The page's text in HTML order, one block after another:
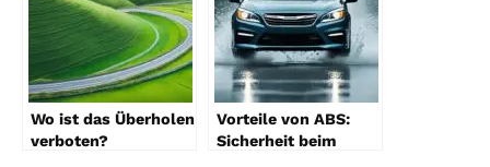
Wo ist das Überholen
verboten?
Vorteile von ABS:
Sicherheit beim